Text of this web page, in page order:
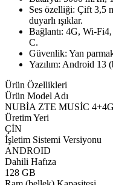
Ses özelliği: Çift 3,5
duyarlı ışıklar.
Bağlantı: 4G, Wi-
C.
Güvenlik: Yan
Yazılım: Android 13
Ürün Özellikleri
Ürün Model Adı
NUBİA ZTE MUSİC
Üretim Yeri
ÇİN
İşletim Sistemi Versiyonu
ANDROID
Dahili Hafıza
128 GB